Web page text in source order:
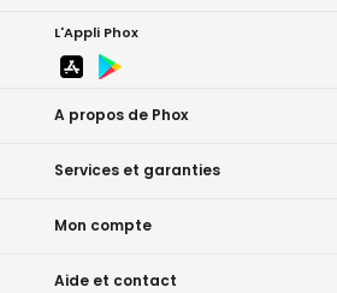
L'Appli Phox
A propos de Phox
Services et garanties
Mon compte
Aide et contact